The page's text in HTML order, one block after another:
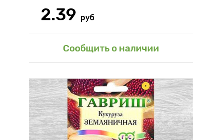
2.39 руб
Сообщить о наличии